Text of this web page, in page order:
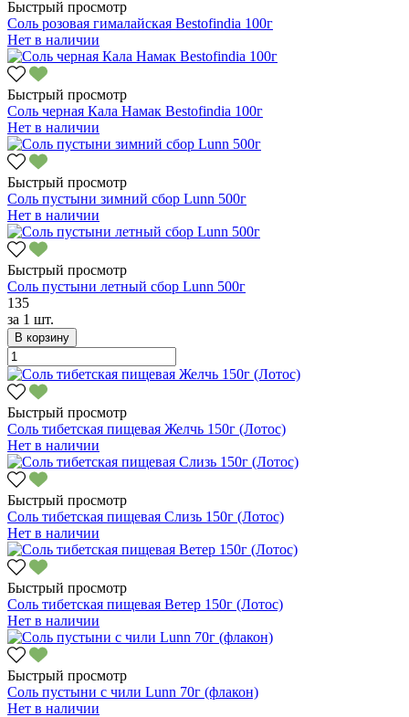
Быстрый просмотр
Соль розовая гималайская Bestofindia 100г
Нет в наличии
Быстрый просмотр
Соль черная Кала Намак Bestofindia 100г
Нет в наличии
Быстрый просмотр
Соль пустыни зимний сбор Lunn 500г
Нет в наличии
Быстрый просмотр
Соль пустыни летный сбор Lunn 500г
135
за 1 шт.
В корзину
Быстрый просмотр
Соль тибетская пищевая Желчь 150г (Лотос)
Нет в наличии
Быстрый просмотр
Соль тибетская пищевая Слизь 150г (Лотос)
Нет в наличии
Быстрый просмотр
Соль тибетская пищевая Ветер 150г (Лотос)
Нет в наличии
Быстрый просмотр
Соль пустыни с чили Lunn 70г (флакон)
Нет в наличии